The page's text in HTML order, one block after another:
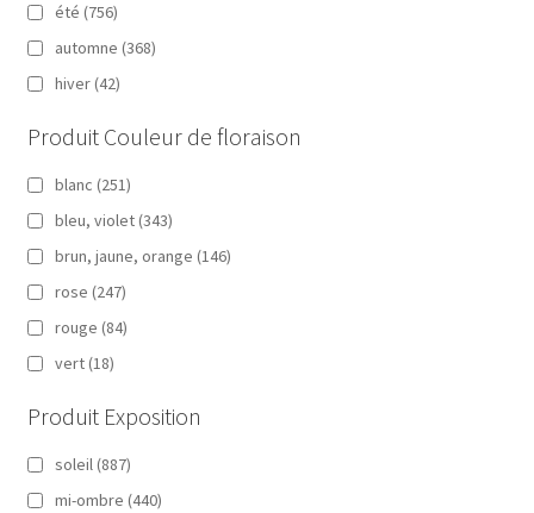
été (756)
automne (368)
hiver (42)
Produit Couleur de floraison
blanc (251)
bleu, violet (343)
brun, jaune, orange (146)
rose (247)
rouge (84)
vert (18)
Produit Exposition
soleil (887)
mi-ombre (440)